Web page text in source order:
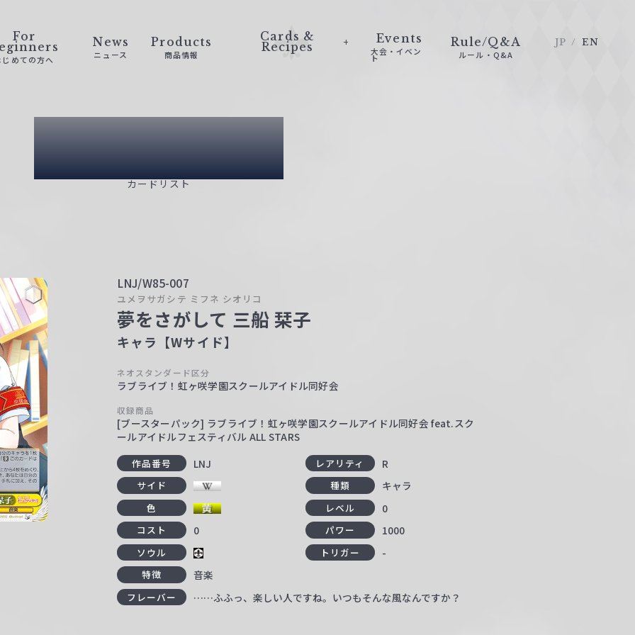
For
じめての方へ
News
ニュース
Products
商品情報
Cards &
Recipes
Events
大会・イベン
ト
Rule/Q&A
ルール・Q&A
JP EN
Card List
カードリスト
LNJ/W85-007
ユメヲサガシテ ミフネ シオリコ
夢をさがして 三船 栞子
キャラ【Wサイド】
ネオスタンダード区分
ラブライブ！虹ヶ咲学園スクールアイドル同好会
収録商品
[ブースターパック] ラブライブ！虹ヶ咲学園スクールアイドル同好会 feat.スク
ールアイドルフェスティバル ALL STARS
作品番号 LNJ レアリティ R
サイド 種類 キャラ
色 レベル 0
コスト 0 パワー 1000
ソウル トリガー -
特徴 音楽
フレーバー ……ふふっ、楽しい人ですね。いつもそんな風なんですか？